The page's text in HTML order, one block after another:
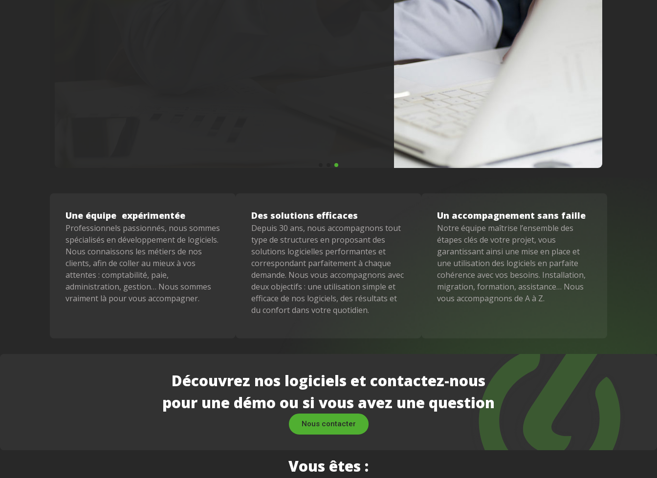
Une équipe expérimentée
Professionnels passionnés, nous sommes
spécialisés en développement de logiciels.
Nous connaissons les métiers de nos
clients, afin de coller au mieux à vos
attentes : comptabilité, paie,
administration, gestion… Nous sommes
vraiment là pour vous accompagner.
Des solutions efficaces
Depuis 30 ans, nous accompagnons tout
type de structures en proposant des
solutions logicielles performantes et
correspondant parfaitement à chaque
demande. Nous vous accompagnons avec
deux objectifs : une utilisation simple et
efficace de nos logiciels, des résultats et
du confort dans votre quotidien.
Un accompagnement sans faille
Notre équipe maîtrise l’ensemble des
étapes clés de votre projet, vous
garantissant ainsi une mise en place et
une utilisation des logiciels en parfaite
cohérence avec vos besoins. Installation,
migration, formation, assistance… Nous
vous accompagnons de A à Z.
Découvrez nos logiciels et contactez-nous
pour une démo ou si vous avez une question
Nous contacter
Vous êtes :